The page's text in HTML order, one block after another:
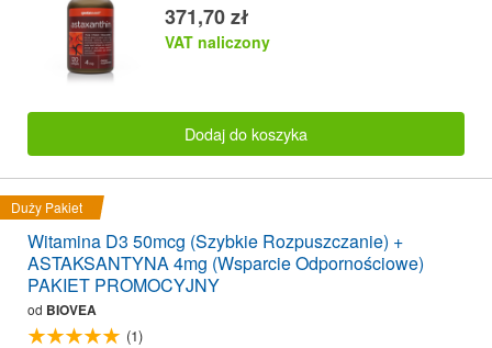
371,70 zł
VAT naliczony
Dodaj do koszyka
Duży Pakiet
Witamina D3 50mcg (Szybkie Rozpuszczanie) +
ASTAKSANTYNA 4mg (Wsparcie Odpornościowe)
PAKIET PROMOCYJNY
od BIOVEA
(1)